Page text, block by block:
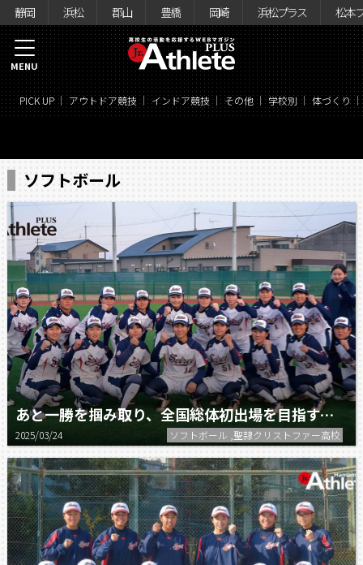
静岡 浜松 郡山 豊橋 岡崎 浜松プラス 松本
PICK UP アウトドア競技 インドア競技 その他 学校別 体づくり
MENU
ソフトボール
あと一勝を掴み取り、全国総体初出場を目指す。／聖隷クリストファー高校ソフトボール部
2025/03/24 ソフトボール ,聖隷クリストファー高校